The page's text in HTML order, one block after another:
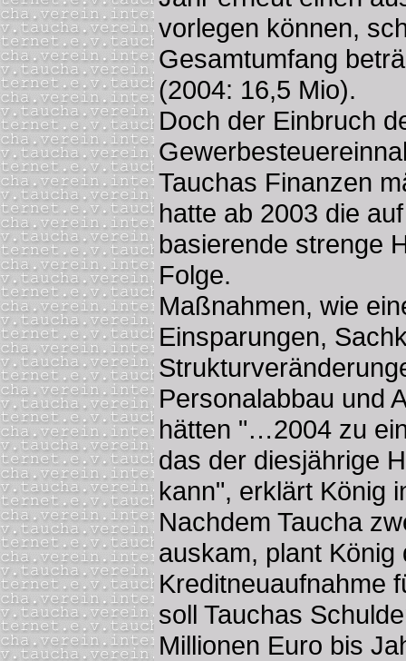
vorlegen können,
Gesamtumfang
(2004: 16,5 Mio).
Doch der Einbruch
Tauchas Finanzen
hatte ab 2003 die
basierende strenge
Folge.
Maßnahmen, wie
Einsparungen,
Personalabbau und
hätten "…2004 zu
das der diesjährige
kann", erklärt König
Nachdem Taucha
auskam, plant
Kreditneuaufnahme
soll Tauchas
Millionen Euro bis